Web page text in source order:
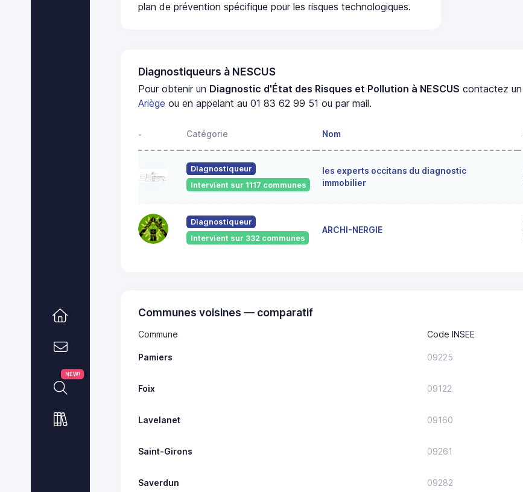
NEW!
plan de prévention spécifique pour les risques technologiques.
Diagnostiqueurs à NESCUS
Pour obtenir un Diagnostic d'État des Risques et Pollution à NESCUS contactez un
Ariège ou en appelant au 01 83 62 99 51 ou par mail.
- Catégorie Nom
Diagnostiqueur
Intervient sur 1117 communes
les experts occitans du diagnostic
immobilier
Diagnostiqueur
Intervient sur 332 communes
ARCHI-NERGIE
Communes voisines — comparatif
Commune Code INSEE
Pamiers 09225
Foix 09122
Lavelanet 09160
Saint-Girons 09261
Saverdun 09282